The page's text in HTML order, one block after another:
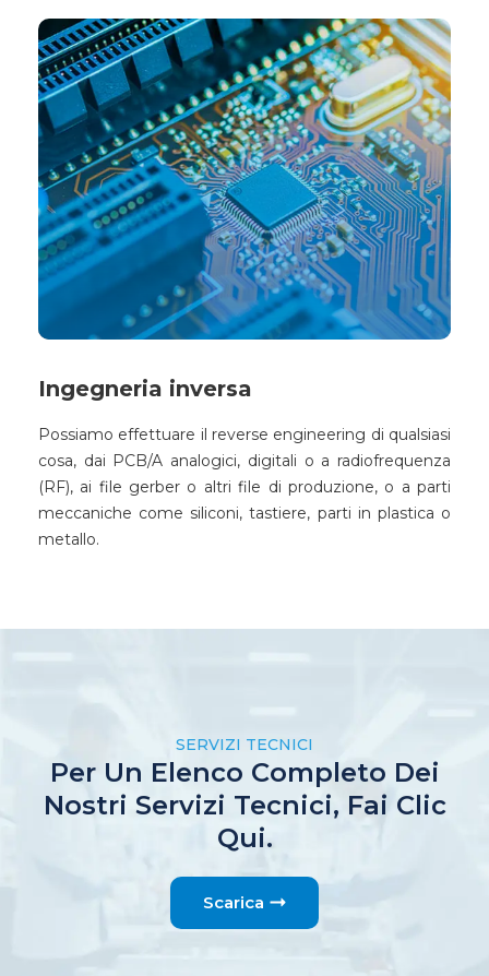
Ingegneria inversa
Possiamo effettuare il reverse engineering di qualsiasi
cosa, dai PCB/A analogici, digitali o a radiofrequenza
(RF), ai file gerber o altri file di produzione, o a parti
meccaniche come siliconi, tastiere, parti in plastica o
metallo.
SERVIZI TECNICI
Per Un Elenco Completo Dei
Nostri Servizi Tecnici, Fai Clic
Qui.
Scarica